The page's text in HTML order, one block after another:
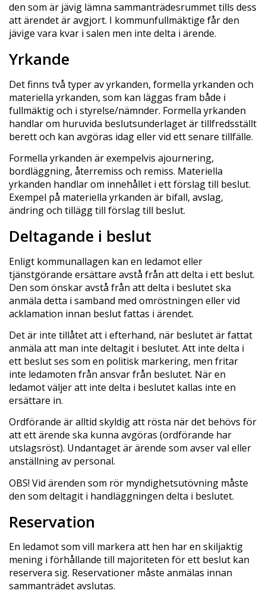
den som är jävig lämna sammanträdesrummet tills dess
att ärendet är avgjort. I kommunfullmäktige får den
jävige vara kvar i salen men inte delta i ärende.
Yrkande
Det finns två typer av yrkanden, formella yrkanden och
materiella yrkanden, som kan läggas fram både i
fullmäktig och i styrelse/nämnder. Formella yrkanden
handlar om huruvida beslutsunderlaget är tillfredsställt
berett och kan avgöras idag eller vid ett senare tillfälle.
Formella yrkanden är exempelvis ajournering,
bordläggning, återremiss och remiss. Materiella
yrkanden handlar om innehållet i ett förslag till beslut.
Exempel på materiella yrkanden är bifall, avslag,
ändring och tillägg till förslag till beslut.
Deltagande i beslut
Enligt kommunallagen kan en ledamot eller
tjänstgörande ersättare avstå från att delta i ett beslut.
Den som önskar avstå från att delta i beslutet ska
anmäla detta i samband med omröstningen eller vid
acklamation innan beslut fattas i ärendet.
Det är inte tillåtet att i efterhand, när beslutet är fattat
anmäla att man inte deltagit i beslutet. Att inte delta i
ett beslut ses som en politisk markering, men fritar
inte ledamoten från ansvar från beslutet. När en
ledamot väljer att inte delta i beslutet kallas inte en
ersättare in.
Ordförande är alltid skyldig att rösta när det behövs för
att ett ärende ska kunna avgöras (ordförande har
utslagsröst). Undantaget är ärende som avser val eller
anställning av personal.
OBS! Vid ärenden som rör myndighetsutövning måste
den som deltagit i handläggningen delta i beslutet.
Reservation
En ledamot som vill markera att hen har en skiljaktig
mening i förhållande till majoriteten för ett beslut kan
reservera sig. Reservationer måste anmälas innan
sammanträdet avslutas.